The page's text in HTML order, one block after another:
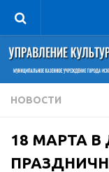
Управление
Руководитель
Сведения об
Книга почета
Фотогалерея
НОВОСТИ
18 МАРТА